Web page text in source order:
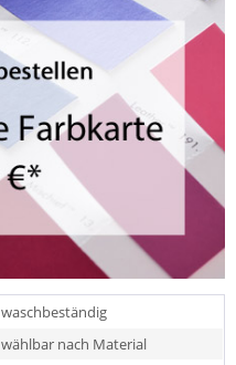
waschbeständig
wählbar nach Material